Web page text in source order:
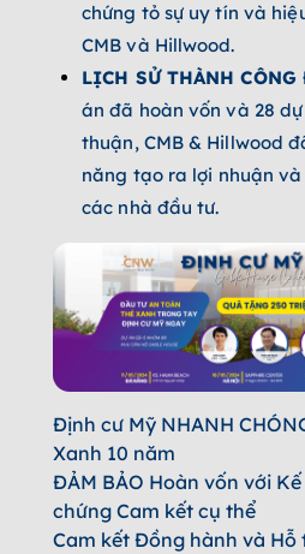
chứng tỏ sự uy tín và
CMB và Hillwood.
LỊCH SỬ THÀNH CÔNG
án đã hoàn vốn và 28
thuận, CMB & Hillwood
năng tạo ra lợi nhuận
các nhà đầu tư.
Định cư Mỹ NHANH
Xanh 10 năm
ĐẢM BẢO Hoàn vốn với
chứng Cam kết cụ thể
Cam kết Đồng hành và Hỗ